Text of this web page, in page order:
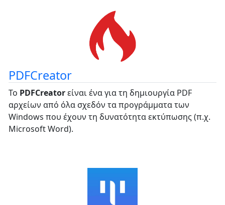
PDFCreator
Το PDFCreatorείναι ένα για τη δημιουργία PDF
αρχείων από όλα σχεδόν τα προγράμματα των
Windows που έχουν τη δυνατότητα εκτύπωσης (π.χ.
Microsoft Word).